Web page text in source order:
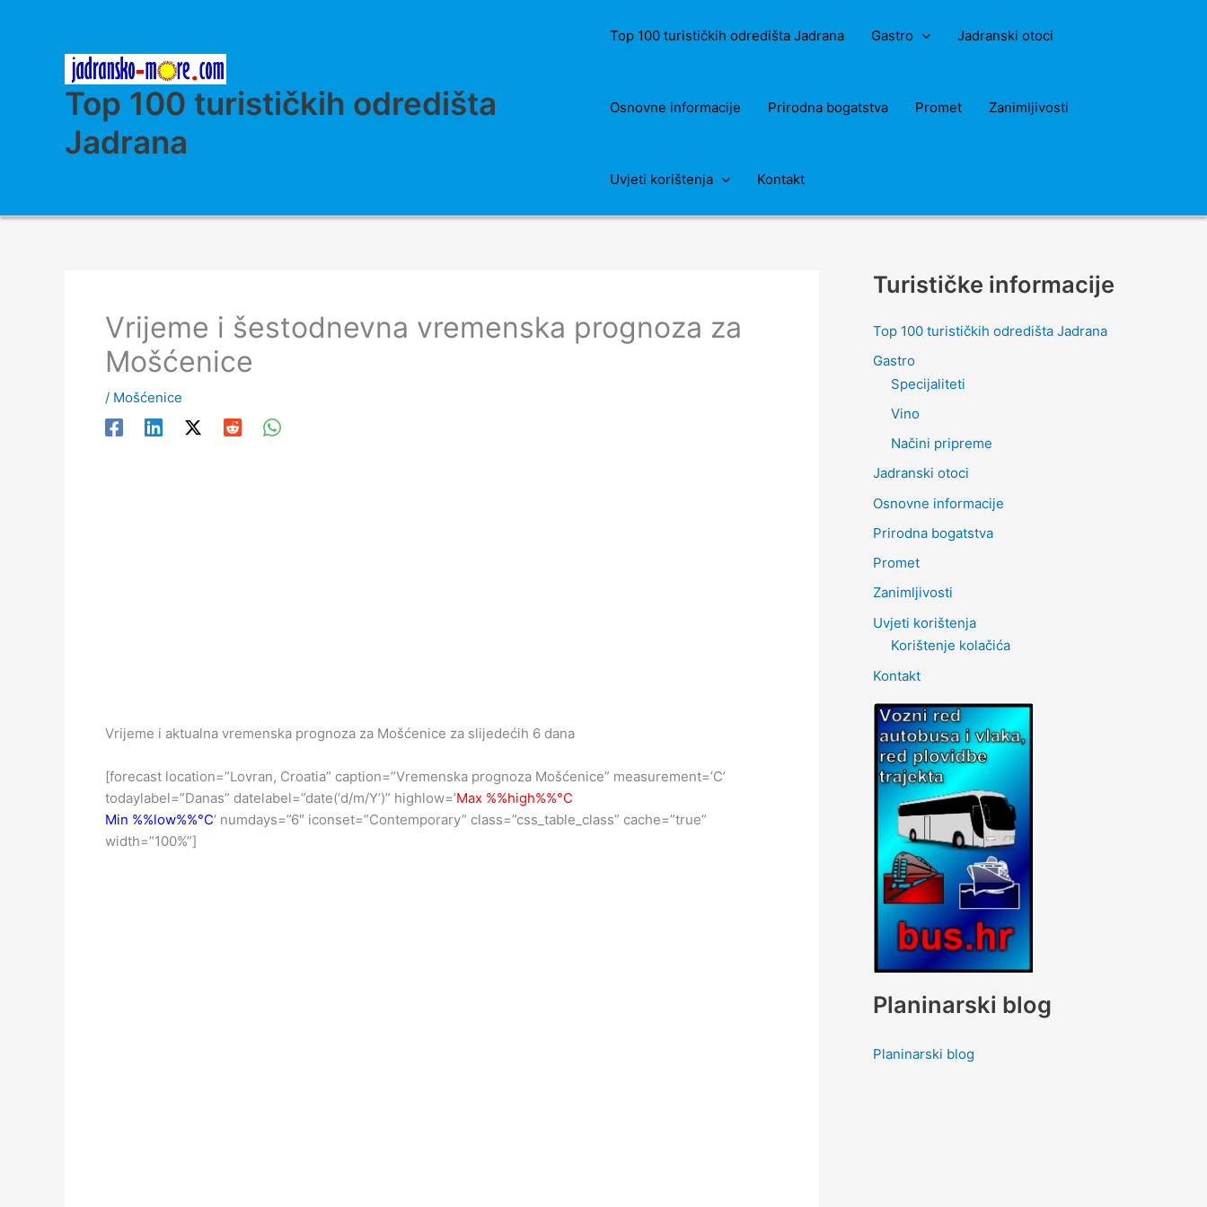
Top 100 turističkih odredišta
Jadrana
Top 100 turističkih odredišta Jadrana Gastro Jadranski otoci
Osnovne informacije Prirodna bogatstva Promet Zanimljivosti
Uvjeti korištenja Kontakt
Vrijeme i šestodnevna vremenska prognoza za
Mošćenice
/ Mošćenice
Vrijeme i aktualna vremenska prognoza za Mošćenice za slijedećih 6 dana
[forecast location=”Lovran, Croatia” caption=”Vremenska prognoza Mošćenice” measurement=’C’
todaylabel=”Danas” datelabel=”date(‘d/m/Y’)” highlow=’Max %%high%%°C
Min %%low%%°C‘ numdays=”6″ iconset=”Contemporary” class=”css_table_class” cache=”true”
width=”100%”]
Turističke informacije
Top 100 turističkih odredišta Jadrana
Gastro
Specijaliteti
Vino
Načini pripreme
Jadranski otoci
Osnovne informacije
Prirodna bogatstva
Promet
Zanimljivosti
Uvjeti korištenja
Korištenje kolačića
Kontakt
Planinarski blog
Planinarski blog